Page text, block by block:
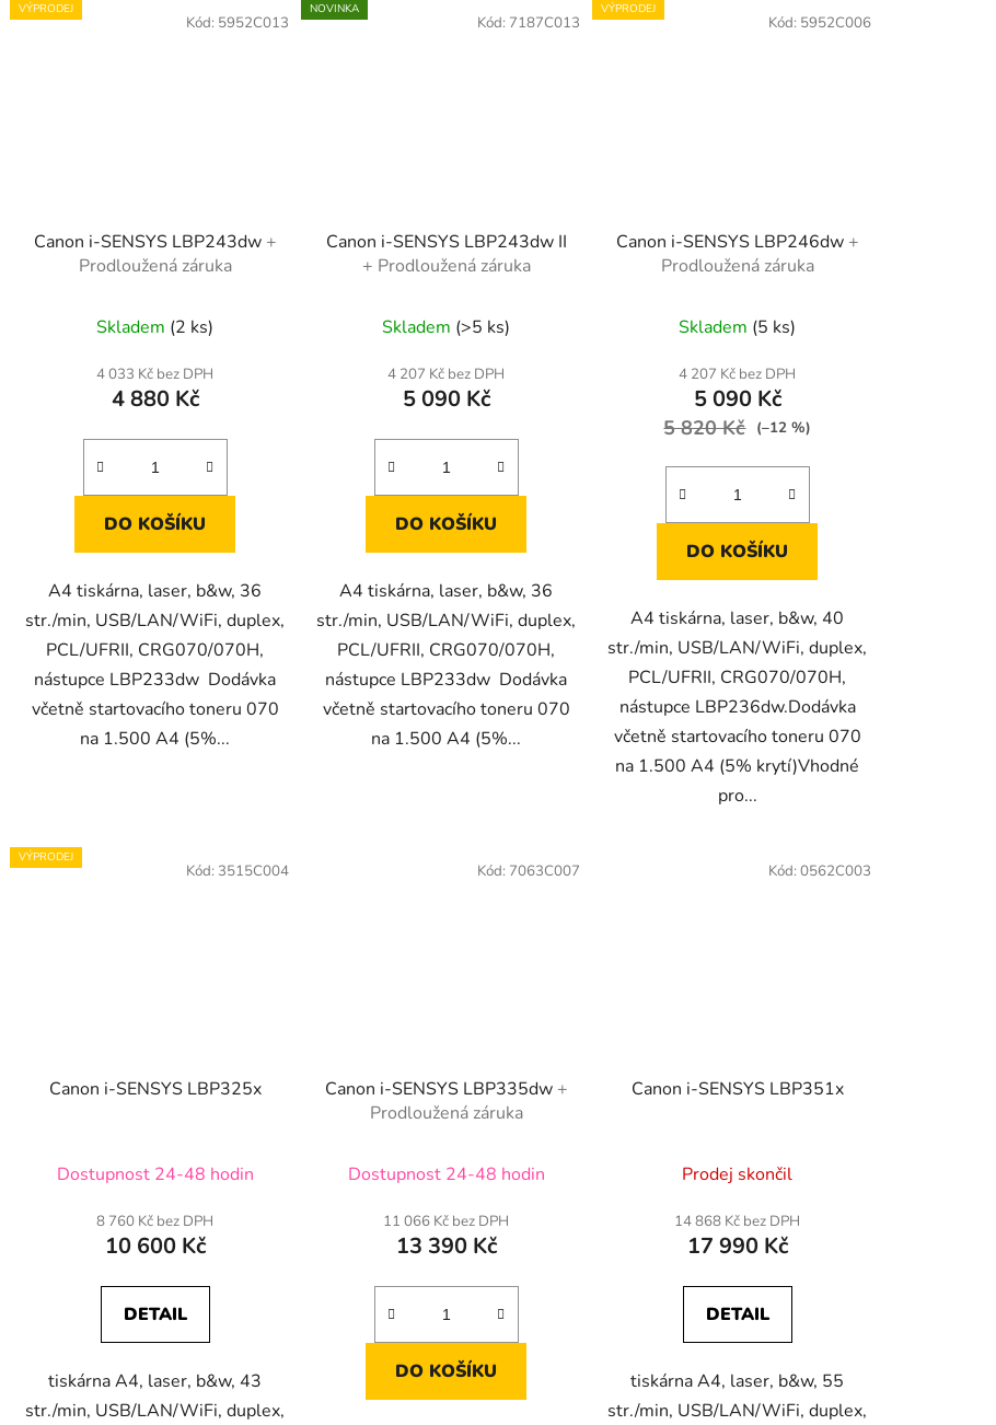
VÝPRODEJ
Canon i-SENSYS LBP243dw +
Prodloužená záruka
Skladem (2 ks)
4 033 Kč bez DPH
4 880 Kč
DO KOŠÍKU
A4 tiskárna, laser, b&w, 36
str./min, USB/LAN/WiFi, duplex,
PCL/UFRII, CRG070/070H,
nástupce LBP233dw Dodávka
včetně startovacího toneru 070
na 1.500 A4 (5%...
Kód: 5952C013
NOVINKA
Canon i-SENSYS LBP243dw II
+ Prodloužená záruka
Skladem (>5 ks)
4 207 Kč bez DPH
5 090 Kč
DO KOŠÍKU
A4 tiskárna, laser, b&w, 36
str./min, USB/LAN/WiFi, duplex,
PCL/UFRII, CRG070/070H,
nástupce LBP233dw Dodávka
včetně startovacího toneru 070
na 1.500 A4 (5%...
Kód: 7187C013
VÝPRODEJ
Canon i-SENSYS LBP246dw +
Prodloužená záruka
Skladem (5 ks)
4 207 Kč bez DPH
5 090 Kč
5 820 Kč (–12 %)
DO KOŠÍKU
A4 tiskárna, laser, b&w, 40
str./min, USB/LAN/WiFi, duplex,
PCL/UFRII, CRG070/070H,
nástupce LBP236dw.Dodávka
včetně startovacího toneru 070
na 1.500 A4 (5% krytí)Vhodné
pro...
Kód: 5952C006
VÝPRODEJ
Canon i-SENSYS LBP325x
Dostupnost 24-48 hodin
8 760 Kč bez DPH
10 600 Kč
DETAIL
tiskárna A4, laser, b&w, 43
str./min, USB/LAN/WiFi, duplex,
Kód: 3515C004
Canon i-SENSYS LBP335dw +
Prodloužená záruka
Dostupnost 24-48 hodin
11 066 Kč bez DPH
13 390 Kč
DO KOŠÍKU
Kód: 7063C007
Canon i-SENSYS LBP351x
Prodej skončil
14 868 Kč bez DPH
17 990 Kč
DETAIL
tiskárna A4, laser, b&w, 55
str./min, USB/LAN/WiFi, duplex,
Kód: 0562C003